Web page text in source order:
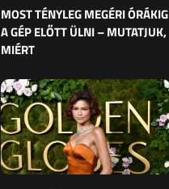
MOST TÉNYLEG MEGÉRI ÓRÁKIG
A GÉP ELŐTT ÜLNI – MUTATJUK,
MIÉRT